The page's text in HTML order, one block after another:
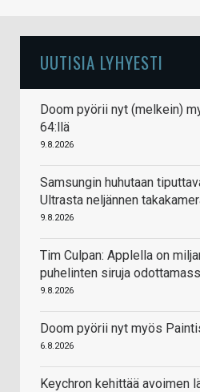
UUTISIA LYHYESTI
Doom pyörii nyt (melkein)
64:llä
9.8.2026
Samsungin huhutaan
Ultrasta neljännen
9.8.2026
Tim Culpan: Applella on
puhelinten siruja
9.8.2026
Doom pyörii nyt myös
6.8.2026
Keychron kehittää avoimen